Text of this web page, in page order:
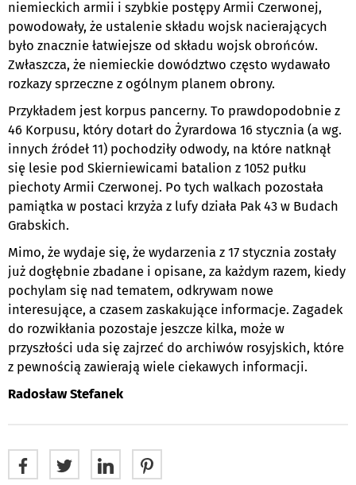
niemieckich armii i szybkie postępy Armii Czerwonej,
powodowały, że ustalenie składu wojsk nacierających
było znacznie łatwiejsze od składu wojsk obrońców.
Zwłaszcza, że niemieckie dowództwo często wydawało
rozkazy sprzeczne z ogólnym planem obrony.
Przykładem jest korpus pancerny. To prawdopodobnie z
46 Korpusu, który dotarł do Żyrardowa 16 stycznia (a wg.
innych źródeł 11) pochodziły odwody, na które natknął
się lesie pod Skierniewicami batalion z 1052 pułku
piechoty Armii Czerwonej. Po tych walkach pozostała
pamiątka w postaci krzyża z lufy działa Pak 43 w Budach
Grabskich.
Mimo, że wydaje się, że wydarzenia z 17 stycznia zostały
już dogłębnie zbadane i opisane, za każdym razem, kiedy
pochylam się nad tematem, odkrywam nowe
interesujące, a czasem zaskakujące informacje. Zagadek
do rozwikłania pozostaje jeszcze kilka, może w
przyszłości uda się zajrzeć do archiwów rosyjskich, które
z pewnością zawierają wiele ciekawych informacji.
Radosław Stefanek